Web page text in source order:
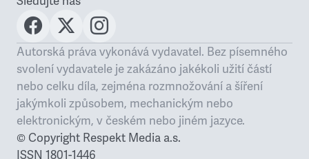
Autorská práva vykonává vydavatel. Bez písemného
svolení vydavatele je zakázáno jakékoli užití částí
nebo celku díla, zejména rozmnožování a šíření
jakýmkoli způsobem, mechanickým nebo
elektronickým, v českém nebo jiném jazyce.
© Copyright Respekt Media a.s.
ISSN 1801-1446